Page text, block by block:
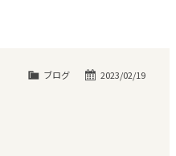
2023/02/19
ブログ